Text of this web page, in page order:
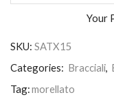
Your
SKU: SATX15
Categories: Bracciali,
Tag:morellato